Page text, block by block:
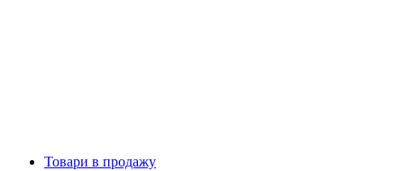
Товари в продажу